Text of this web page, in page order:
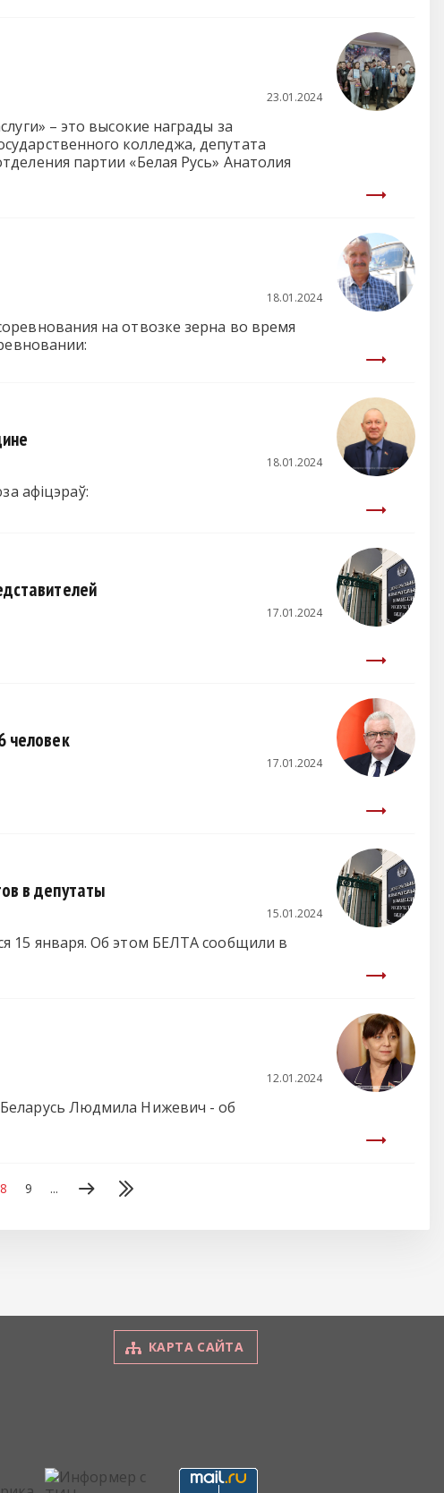
23.01.2024
– это высокие награды за
колледжа, депутата
партии «Белая Русь» Анатолия
18.01.2024
на отвозке зерна во время
18.01.2024
афіцэраў:
17.01.2024
человек
17.01.2024
в депутаты
15.01.2024
15 января. Об этом БЕЛТА сообщили в
12.01.2024
Людмила Нижевич - об
8 9 ...
КАРТА САЙТА